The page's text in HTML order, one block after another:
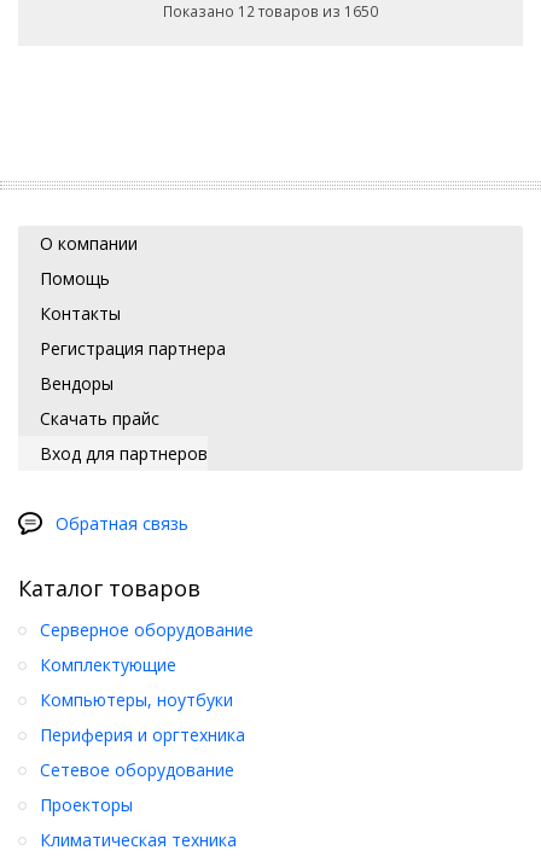
Показано 12 товаров из 1650
О компании
Помощь
Контакты
Регистрация партнера
Вендоры
Скачать прайс
Вход для партнеров
Обратная связь
Каталог товаров
Серверное оборудование
Комплектующие
Компьютеры, ноутбуки
Периферия и оргтехника
Сетевое оборудование
Проекторы
Климатическая техника